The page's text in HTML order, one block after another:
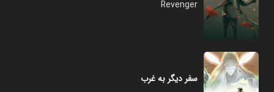
Revenger
سفر دیگر به غرب